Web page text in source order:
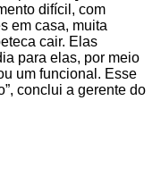
difícil, com
em casa, muita
cair. Elas
para elas, por meio
um funcional. Esse
conclui a gerente do